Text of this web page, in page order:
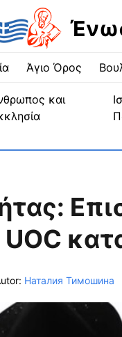
Άγιο Όρος
και
Наталия Тимошина